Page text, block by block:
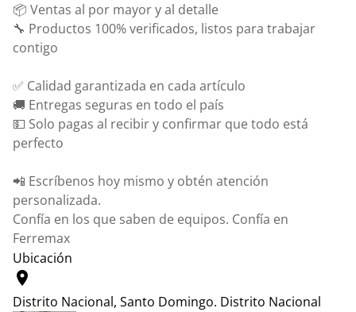
📦 Ventas al por mayor y al detalle
🔧 Productos 100% verificados, listos para trabajar
contigo
✅ Calidad garantizada en cada artículo
🚚 Entregas seguras en todo el país
💵 Solo pagas al recibir y confirmar que todo está
perfecto
📲 Escríbenos hoy mismo y obtén atención
personalizada.
Confía en los que saben de equipos. Confía en
Ferremax
Ubicación
location_on
Distrito Nacional, Santo Domingo. Distrito Nacional
Leaflet|© OpenStreetMap contributors